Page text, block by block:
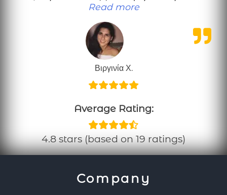
Read more“Πολύ χρήσιμες
Βιργινία Χ.
Average Rating:
4.8 stars (based on 19 ratings)
Company